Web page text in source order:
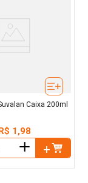
Caixa 200ml
1,98
＋